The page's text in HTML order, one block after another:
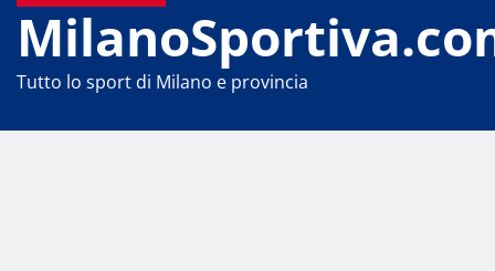
Tutto lo sport di Milano e provincia